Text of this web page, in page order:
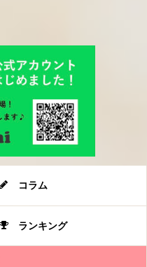
コラム
ランキング